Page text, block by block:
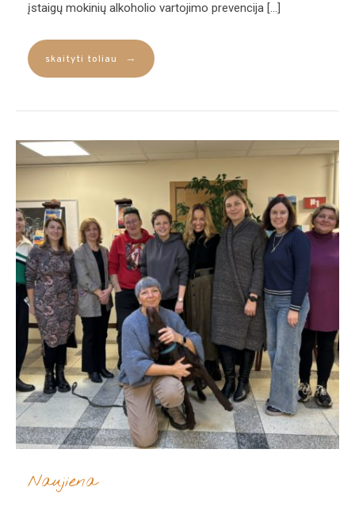
įstaigų mokinių alkoholio vartojimo prevencija […]
skaityti toliau →
Naujiena